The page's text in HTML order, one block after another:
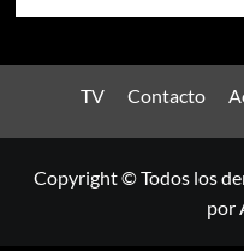
TV Contacto
Copyright © Todos los
por